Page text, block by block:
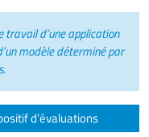
travail d’une application
modèle déterminé par
d’évaluations